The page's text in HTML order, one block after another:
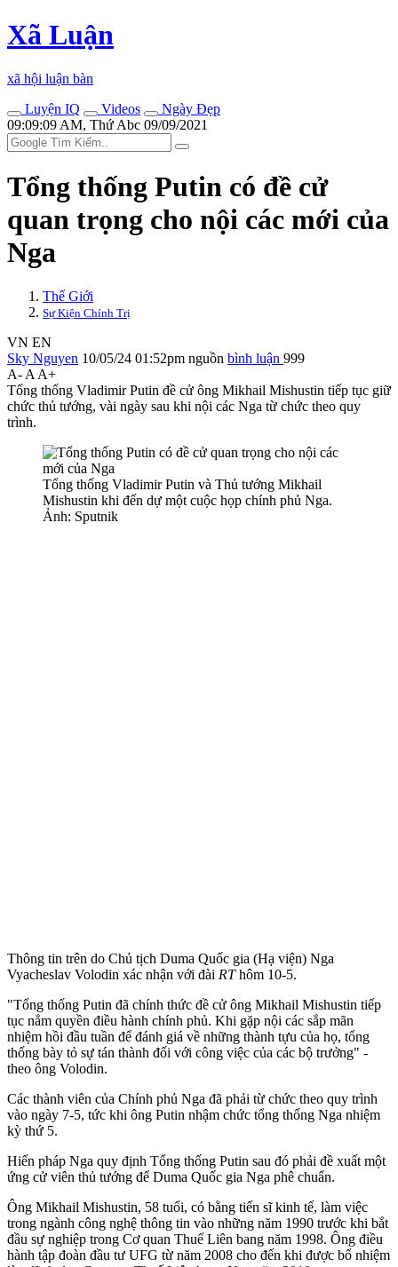
Xã Luận
xã hội luận bàn
Luyện IQ
Videos
Ngày Đẹp
09:09:09 AM, Thứ Abc 09/09/2021
Tổng thống Putin có đề cử
quan trọng cho nội các mới của
Nga
Thế Giới
Sự Kiện Chính Trị
VN EN
Sky Nguyen 10/05/24 01:52pm nguồn bình luận 999
A- A A+
Tổng thống Vladimir Putin đề cử ông Mikhail Mishustin tiếp tục giữ
chức thủ tướng, vài ngày sau khi nội các Nga từ chức theo quy
trình.
Tổng thống Vladimir Putin và Thủ tướng Mikhail
Mishustin khi đến dự một cuộc họp chính phủ Nga.
Ảnh: Sputnik
Thông tin trên do Chủ tịch Duma Quốc gia (Hạ viện) Nga
Vyacheslav Volodin xác nhận với đài RThôm 10-5.
"Tổng thống Putin đã chính thức đề cử ông Mikhail Mishustin tiếp
tục nắm quyền điều hành chính phủ. Khi gặp nội các sắp mãn
nhiệm hồi đầu tuần để đánh giá về những thành tựu của họ, tổng
thống bày tỏ sự tán thành đối với công việc của các bộ trưởng" -
theo ông Volodin.
Các thành viên của Chính phủ Nga đã phải từ chức theo quy trình
vào ngày 7-5, tức khi ông Putin nhậm chức tổng thống Nga nhiệm
kỳ thứ 5.
Hiến pháp Nga quy định Tổng thống Putin sau đó phải đề xuất một
ứng cử viên thủ tướng để Duma Quốc gia Nga phê chuẩn.
Ông Mikhail Mishustin, 58 tuổi, có bằng tiến sĩ kinh tế, làm việc
trong ngành công nghệ thông tin vào những năm 1990 trước khi bắt
đầu sự nghiệp trong Cơ quan Thuế Liên bang năm 1998. Ông điều
hành tập đoàn đầu tư UFG từ năm 2008 cho đến khi được bổ nhiệm